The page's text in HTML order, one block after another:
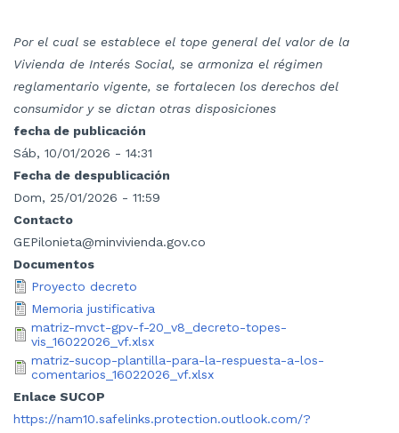
Por el cual se establece el tope general del valor de la
Vivienda de Interés Social, se armoniza el régimen
reglamentario vigente, se fortalecen los derechos del
consumidor y se dictan otras disposiciones
fecha de publicación
Sáb, 10/01/2026 - 14:31
Fecha de despublicación
Dom, 25/01/2026 - 11:59
Contacto
GEPilonieta@minvivienda.gov.co
Documentos
Proyecto decreto
Memoria justificativa
matriz-mvct-gpv-f-20_v8_decreto-topes-
vis_16022026_vf.xlsx
matriz-sucop-plantilla-para-la-respuesta-a-los-
comentarios_16022026_vf.xlsx
Enlace SUCOP
https://nam10.safelinks.protection.outlook.com/?